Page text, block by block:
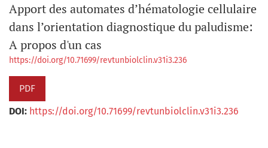
Apport des automates d’hématologie cellulaire
dans l’orientation diagnostique du paludisme:
A propos d'un cas
https://doi.org/10.71699/revtunbiolclin.v31i3.236
PDF
DOI: https://doi.org/10.71699/revtunbiolclin.v31i3.236